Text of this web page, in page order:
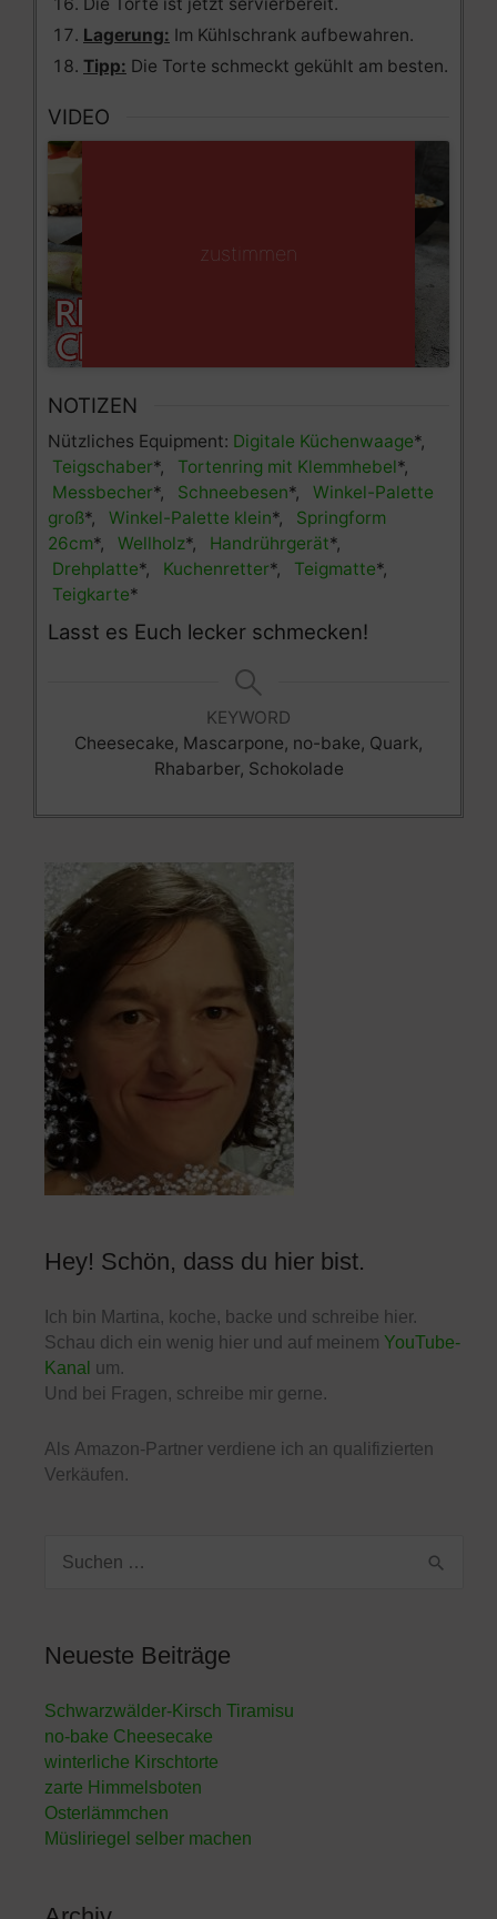
Lagerung: Im Kühlschrank aufbewahren.
Tipp: Die Torte schmeckt gekühlt am besten.
VIDEO
zustimmen
NOTIZEN
Nützliches Equipment: Digitale Küchenwaage*,
Teigschaber*, Tortenring mit Klemmhebel*,
Messbecher*, Schneebesen*, Winkel-Palette
groß*, Winkel-Palette klein*, Springform
26cm*, Wellholz*, Handrührgerät*,
Drehplatte*, Kuchenretter*, Teigmatte*,
Teigkarte*
Lasst es Euch lecker schmecken!
KEYWORD
Cheesecake, Mascarpone, no-bake, Quark,
Rhabarber, Schokolade
Hey! Schön, dass du hier bist.
Ich bin Martina, koche, backe und schreibe hier.
Schau dich ein wenig hier und auf meinem YouTube-
Kanal um.
Und bei Fragen, schreibe mir gerne.
Als Amazon-Partner verdiene ich an qualifizierten
Verkäufen.
Suchen
Neueste Beiträge
Schwarzwälder-Kirsch Tiramisu
no-bake Cheesecake
winterliche Kirschtorte
zarte Himmelsboten
Osterlämmchen
Müsliriegel selber machen
Kategorien